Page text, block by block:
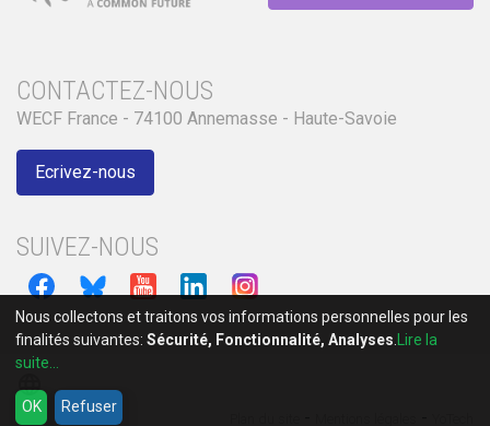
CONTACTEZ-NOUS
WECF France - 74100 Annemasse - Haute-Savoie
Ecrivez-nous
SUIVEZ-NOUS
language
Nous collectons et traitons vos informations personnelles pour les
finalités suivantes: Sécurité, Fonctionnalité, Analyses
Lire la
suite...
OK Refuser